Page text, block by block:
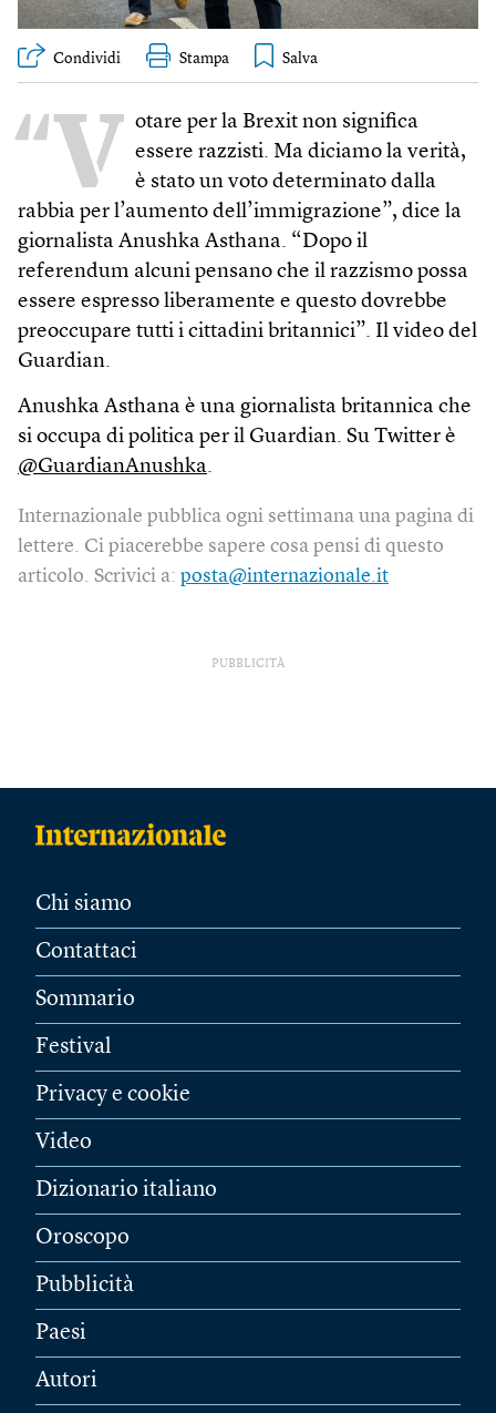
Condividi Stampa
“V otare per la Brexit non significa
essere razzisti. Ma diciamo la verità,
è stato un voto determinato dalla
rabbia per l’aumento dell’immigrazione”, dice la
giornalista Anushka Asthana. “Dopo il
referendum alcuni pensano che il razzismo possa
essere espresso liberamente e questo dovrebbe
preoccupare tutti i cittadini britannici”. Il video del
Guardian.
Anushka Asthana è una giornalista britannica che
si occupa di politica per il Guardian. Su Twitter è
@GuardianAnushka.
Internazionale pubblica ogni settimana una pagina di
lettere. Ci piacerebbe sapere cosa pensi di questo
articolo. Scrivici a: posta@internazionale.it
PUBBLICITÀ
Chi siamo
Contattaci
Sommario
Festival
Privacy e cookie
Video
Dizionario italiano
Oroscopo
Pubblicità
Paesi
Autori